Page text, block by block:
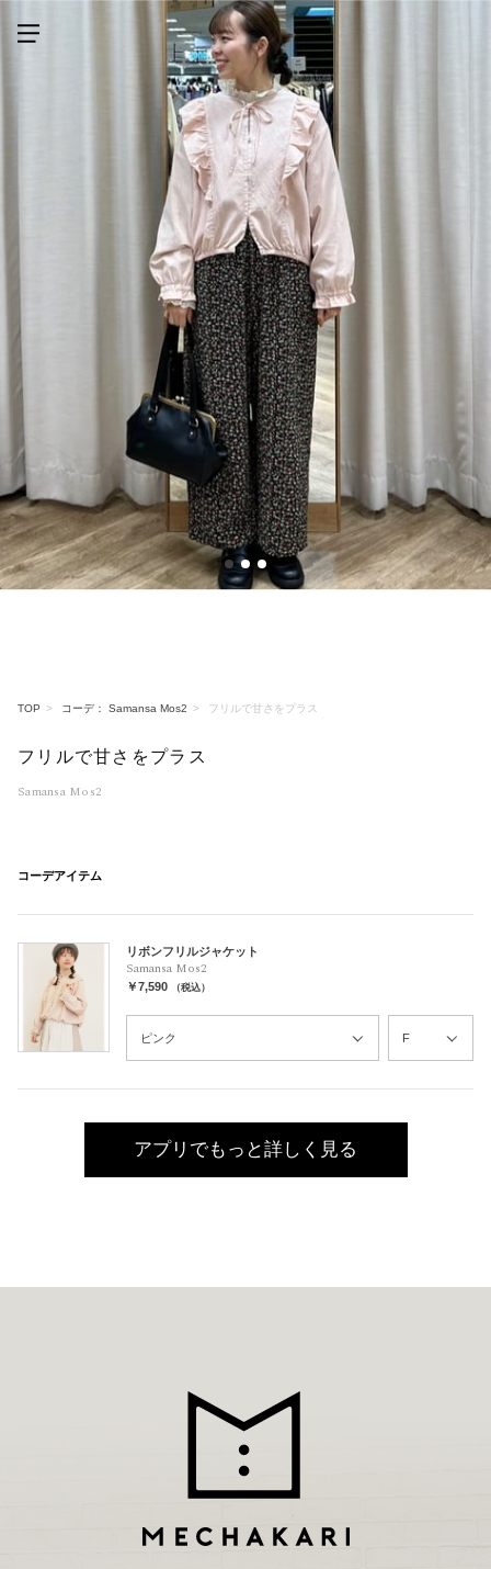
TOP コーデ： Samansa Mos2 フリルで甘さをプラス
フリルで甘さをプラス
Samansa Mos2
コーデアイテム
リボンフリルジャケット
Samansa Mos2
￥7,590 （税込）
アプリでもっと詳しく見る
1 2